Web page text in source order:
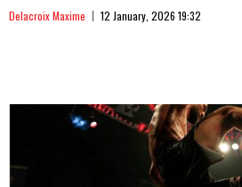
Delacroix Maxime 12 January, 2026 19:32